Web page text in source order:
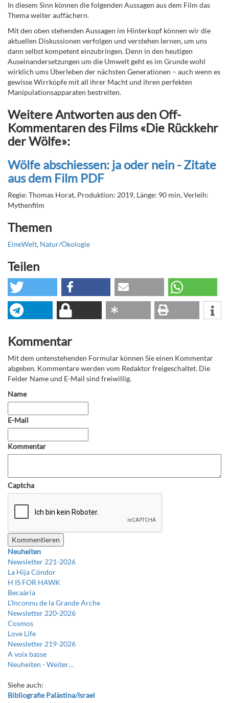
In diesem Sinn können die folgenden Aussagen aus dem Film das
Thema weiter auffächern.
Mit den oben stehenden Aussagen im Hinterkopf können wir die
aktuellen Diskussionen verfolgen und verstehen lernen, um uns
dann selbst kompetent einzubringen. Denn in den heutigen
Auseinandersetzungen um die Umwelt geht es im Grunde wohl
wirklich ums Überleben der nächsten Generationen – auch wenn es
gewisse Wirrköpfe mit all ihrer Macht und ihren perfekten
Manipulationsapparaten bestreiten.
Weitere Antworten aus den Off-
Kommentaren des Films «Die Rückkehr
der Wölfe»:
Wölfe abschiessen: ja oder nein - Zitate
aus dem Film PDF
Regie: Thomas Horat, Produktion: 2019, Länge: 90 min, Verleih:
Mythenfilm
Themen
EineWelt, Natur/Ökologie
Teilen
Kommentar
Mit dem untenstehenden Formular können Sie einen Kommentar
abgeben. Kommentare werden vom Redaktor freigeschaltet. Die
Felder Name und E-Mail sind freiwillig.
Name
E-Mail
Kommentar
Captcha
Neuheiten
Newsletter 221-2026
La Hija Cóndor
H IS FOR HAWK
Becaària
L’Inconnu de la Grande Arche
Newsletter 220-2026
Cosmos
Love Life
Newsletter 219-2026
A voix basse
Neuheiten -Weiter…
Siehe auch:
Bibliografie Palästina/Israel